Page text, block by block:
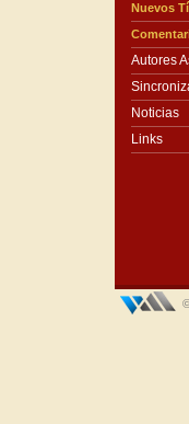
Nuevos
Autores
Noticias
Links